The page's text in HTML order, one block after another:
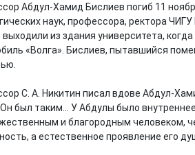
Абдул-Хамид Бислиев погиб 11
наук, профессора, ректора
из здания университета,
«Волга». Бислиев, пытавшийся
С. А. Никитин писал вдове Абдул-
был таким… У Абдулы было
и благородным человеком,
а естественное проявление его